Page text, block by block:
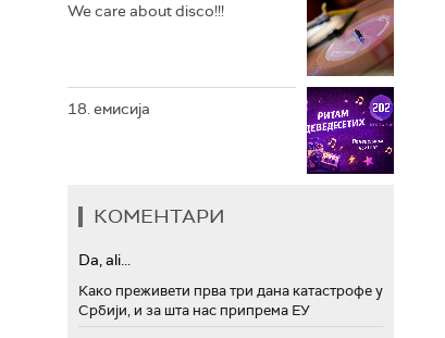
We care about disco!!!
18. емисија
КОМЕНТАРИ
Da, ali...
Како преживети прва три дана катастрофе у
Србији, и за шта нас припрема ЕУ